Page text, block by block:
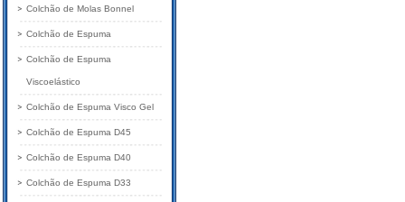
Colchão de Molas Bonnel
Colchão de Espuma
Colchão de Espuma
Viscoelástico
Colchão de Espuma Visco Gel
Colchão de Espuma D45
Colchão de Espuma D40
Colchão de Espuma D33